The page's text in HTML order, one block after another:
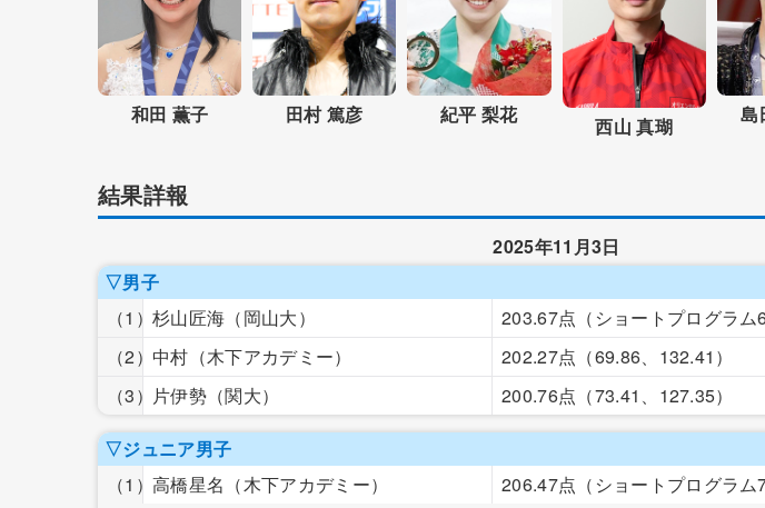
和田 薫子 田村 篤彦 紀平 梨花 西山 真瑚 島
結果詳報
2025年11月3日
▽男子
（1）杉山匠海 （岡山大） 203.67点 （ショートプログラ
（2） 中村 （木下アカデミー） 202.27点 （69.86、132.41）
（3） 片伊勢（関大） 200.76点 （73.41、127.35）
▽ジュニア男子
（1）高橋星名 （木下アカデミー） 206.47点 （ショートプログラ